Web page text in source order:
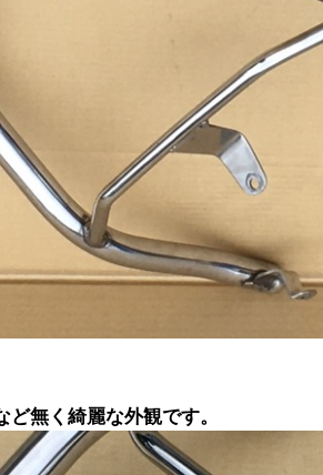
ど無く綺麗な外観です。